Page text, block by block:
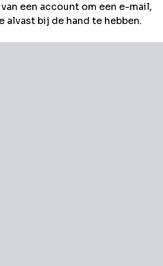
een account om een e-mail,
bij de hand te hebben.